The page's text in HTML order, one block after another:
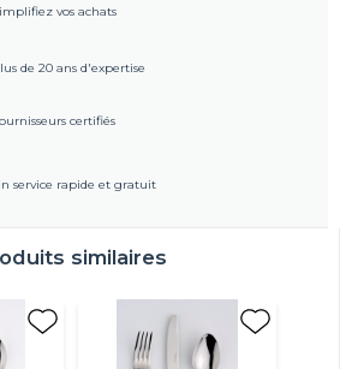
vos achats
de 20 ans d'expertise
certifiés
service rapide et gratuit
similaires